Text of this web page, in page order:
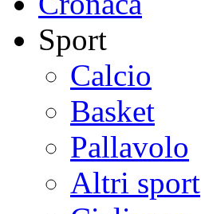
Sport
Calcio
Basket
Pallavolo
Altri sport